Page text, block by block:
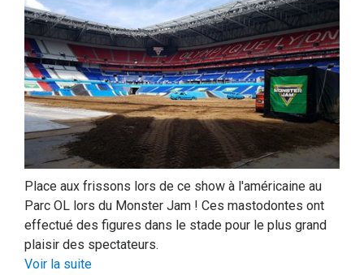
Place aux frissons lors de ce show à l'américaine au
Parc OL lors du Monster Jam ! Ces mastodontes ont
effectué des figures dans le stade pour le plus grand
plaisir des spectateurs.
Voir la suite